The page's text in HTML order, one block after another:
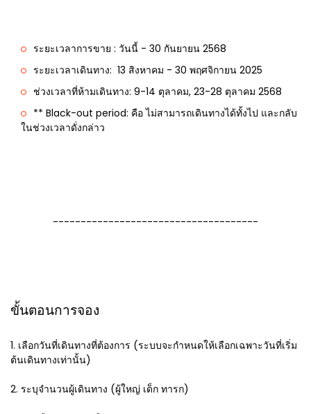
ระยะเวลาการขาย : วันนี้ - 30 กันยายน 2568
ระยะเวลาเดินทาง: 13 สิงหาคม - 30 พฤศจิกายน 2025
ช่วงเวลาที่ห้ามเดินทาง: 9-14 ตุลาคม, 23-28 ตุลาคม 2568
** Black-out period: คือ ไม่สามารถเดินทางได้ทั้งไป และกลับ
ในช่วงเวลาดั่งกล่าว
-------------------------------------
ขั้นตอนการจอง
1. เลือกวันที่เดินทางที่ต้องการ (ระบบจะกำหนดให้เลือกเฉพาะวันที่เริ่ม
ต้นเดินทางเท่านั้น)
2. ระบุจำนวนผู้เดินทาง (ผู้ใหญ่ เด็ก ทารก)